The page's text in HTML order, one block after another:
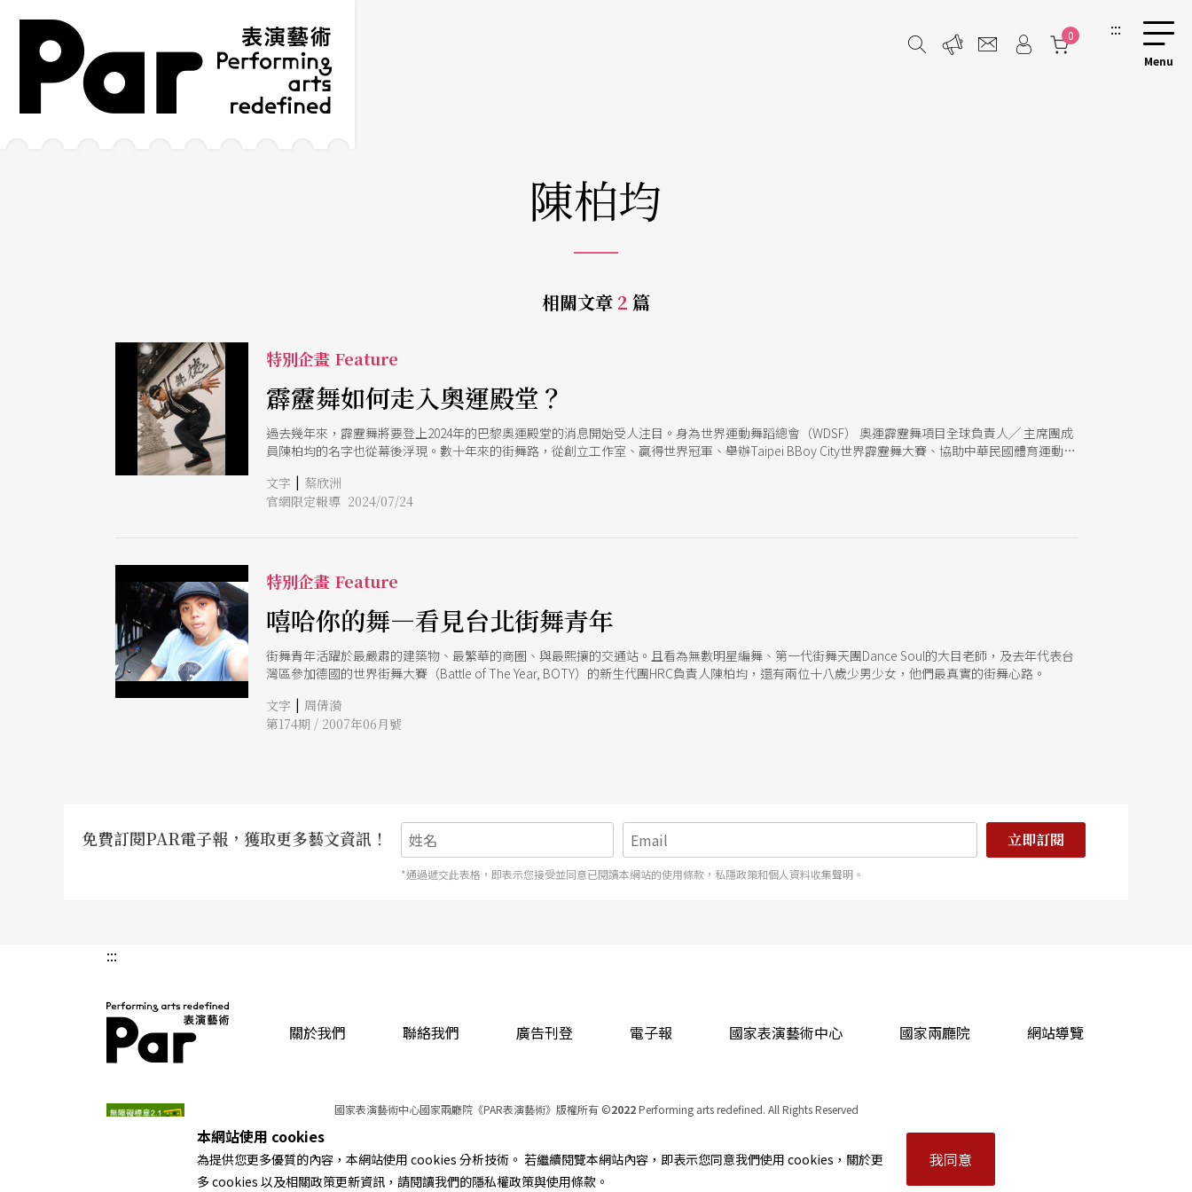
跳到主要內容區塊
網站導覽
0 :::
陳柏均
相關文章 2 篇
特別企畫 Feature
霹靂舞如何走入奧運殿堂？
過去幾年來，霹靂舞將要登上2024年的巴黎奧運殿堂的消息開始受人注目。身為世界運動舞蹈總會（WDSF） 奧運霹靂舞項目全球負責人╱ 主席團成
員陳柏均的名字也從幕後浮現。數十年來的街舞路，從創立工作室、贏得世界冠軍、舉辦Taipei BBoy City世界霹靂舞大賽、協助中華民國體育運動舞
挑戰。 陳柏均分享了自己的手機桌布，「累的時候我就會這樣看一下」，那是他畫的一張孫悟空做了霹靂舞的招牌動作折腰，以致敬《七龍珠》的作
者鳥山明。他笑稱自己有「中二魂」，在那些從小喜歡的電影、漫畫裡，憧憬著高手較量的熱血沸騰，也相信著「能力愈強、責任愈大」的英雄氣
文字 | 蔡欣洲
官網限定報導 2024/07/24
特別企畫 Feature
嘻哈你的舞—看見台北街舞青年
街舞青年活躍於最嚴肅的建築物、最繁華的商圈、與最熙攘的交通站。且看為無數明星編舞、第一代街舞天團Dance Soul的大目老師，及去年代表台
灣區參加德國的世界街舞大賽（Battle of The Year, BOTY）的新生代團HRC負責人陳柏均，還有兩位十八歲少男少女，他們最真實的街舞心路。
文字 | 周倩漪
第174期 / 2007年06月號
免費訂閱PAR電子報，獲取更多藝文資訊！ 立即訂閱
*通過遞交此表格，即表示您接受並同意已閱讀本網站的使用條款，私隱政策和個人資料收集聲明。
:::
關於我們 聯絡我們 廣告刊登 電子報 國家表演藝術中心 國家兩廳院 網站導覽
國家表演藝術中心國家兩廳院《PAR表演藝術》版權所有©2022Performing arts redefined. All Rights Reserved
本站所提供相關演出資訊，如有異動應以主辦單位公告為準。
服務條款 ｜ 隱私權聲明
本網站使用 cookies
為提供您更多優質的內容，本網站使用 cookies 分析技術。 若繼續閱覽本網站內容，即表示您同意我們使用 cookies，關於更
多 cookies 以及相關政策更新資訊，請閱讀我們的隱私權政策與使用條款。
我同意